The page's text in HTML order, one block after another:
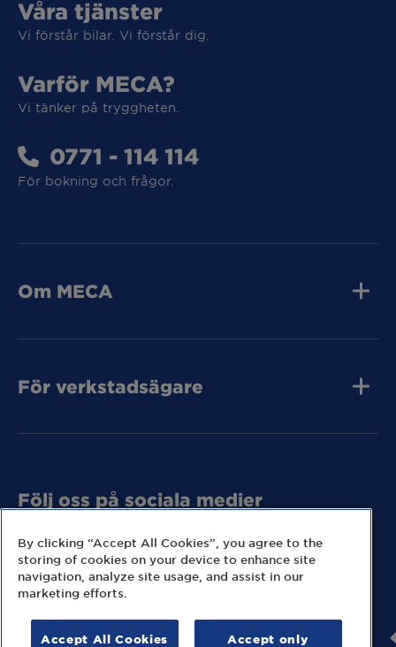
Vi tar hand om din elbil
Våra tjänster
Vi förstår bilar. Vi förstår dig.
Varför MECA?
Vi tänker på tryggheten.
0771 - 114 114
För bokning och frågor.
Om MECA
För verkstadsägare
Följ oss på sociala medier
By clicking “Accept All Cookies”, you agree to the
storing of cookies on your device to enhance site
navigation, analyze site usage, and assist in our
marketing efforts.
Accept All Cookies
Accept only